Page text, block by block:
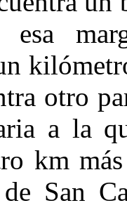
otro
a la
km
San